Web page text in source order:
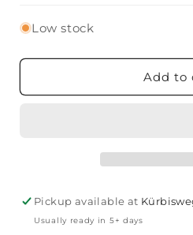
Low stock
Add to
Pickup available at
Usually ready in 5+ days